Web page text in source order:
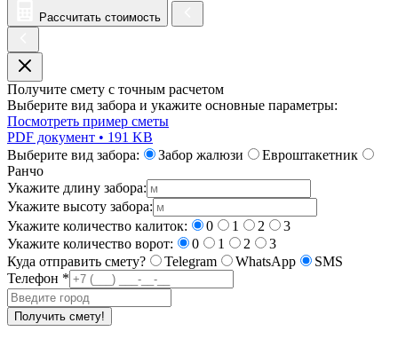
Рассчитать стоимость
Получите смету с точным расчетом
Выберите вид забора и укажите основные параметры:
Посмотреть пример сметы
PDF документ • 191 KB
Выберите вид забора:
Забор жалюзи
Евроштакетник
Ранчо
Укажите длину забора:
Укажите высоту забора:
Укажите количество калиток:
0 1 2
3
Укажите количество ворот:
0 1 2
3
Куда отправить смету?
Telegram WhatsApp
SMS
Телефон *
Получить смету!